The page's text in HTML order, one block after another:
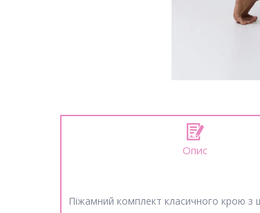
Опис
Піжамний комплект класичного крою з